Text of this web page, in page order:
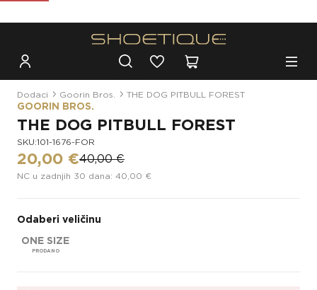
Dodaci Goorin Bros. THE DOG PITBULL FOREST
GOORIN BROS.
THE DOG PITBULL FOREST
SKU:101-1676-FOR
20,00 €40,00 €
NC u zadnjih 30 dana: 40,00 €
Odaberi veličinu
ONE SIZE